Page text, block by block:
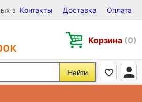
записей на Виниле, CD и DVD
Контакты Доставка Оплата
Корзина (0)
Найти